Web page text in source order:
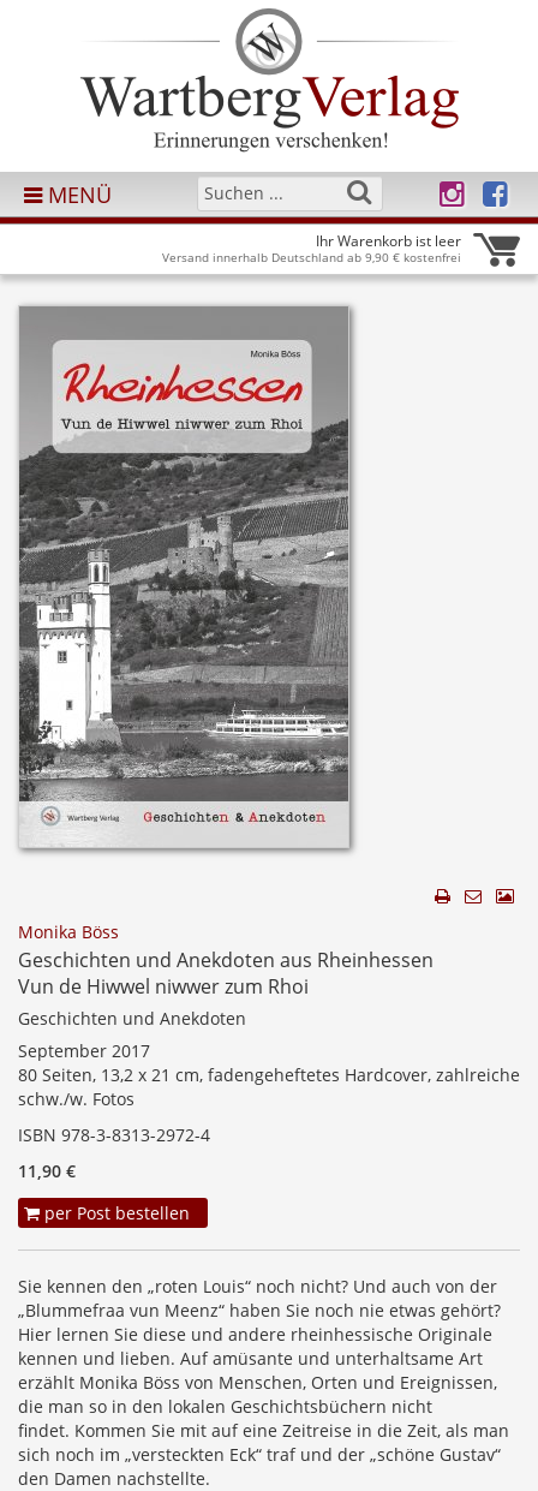
MENÜ
Ihr Warenkorb ist leer
Versand innerhalb Deutschland ab 9,90 € kostenfrei
Monika Böss
Geschichten und Anekdoten aus Rheinhessen
Vun de Hiwwel niwwer zum Rhoi
Geschichten und Anekdoten
September 2017
80 Seiten, 13,2 x 21 cm, fadengeheftetes Hardcover, zahlreiche
schw./w. Fotos
ISBN 978-3-8313-2972-4
11,90 €
per Post bestellen
Sie kennen den „roten Louis“ noch nicht? Und auch von der
„Blummefraa vun Meenz“ haben Sie noch nie etwas gehört?
Hier lernen Sie diese und andere rheinhessische Originale
kennen und lieben. Auf amüsante und unterhaltsame Art
erzählt Monika Böss von Menschen, Orten und Ereignissen,
die man so in den lokalen Geschichtsbüchern nicht
findet. Kommen Sie mit auf eine Zeitreise in die Zeit, als man
sich noch im „versteckten Eck“ traf und der „schöne Gustav“
den Damen nachstellte.